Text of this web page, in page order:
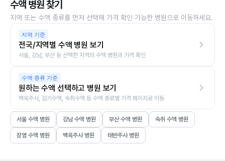
수액 병원 찾기
지역 또는 수액 종류를 먼저 선택해 가격 확인 가능한 병원으로 이동하세요.
지역 기준
전국/지역별 수액 병원 보기
서울, 강남, 부산 등 선택한 지역의 수액 병원과 가격 확인
수액 종류 기준
원하는 수액 선택하고 병원 보기
백옥주사, 감기수액, 숙취수액 등 수액 종류별 가격 페이지로 이동
서울 수액 병원 강남 수액 병원 부산 수액 병원 숙취 수액 병원
장염 수액 병원 백옥주사 병원 태반주사 병원